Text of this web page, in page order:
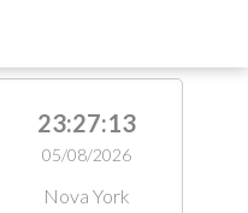
23:27:14
05/08/2026
Nova York